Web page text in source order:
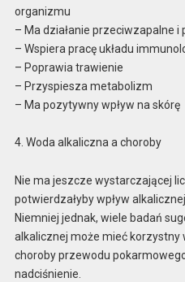
organizmu
– Ma działanie przeciwzapalne
– Wspiera pracę układu
– Poprawia trawienie
– Przyspiesza metabolizm
– Ma pozytywny wpływ na skórę
4. Woda alkaliczna a choroby
Nie ma jeszcze wystarczającej
potwierdzałyby wpływ
Niemniej jednak, wiele badań
alkalicznej może mieć korzystny
choroby przewodu
nadciśnienie.